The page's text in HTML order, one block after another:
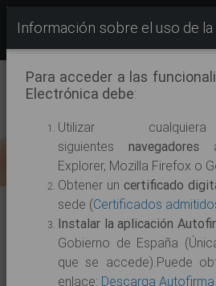
SEDE ELECTRÓNICA
Trámites Destacados
Trámites electrónicos más habituales
Subsanación de Solicitudes
Información sobre el uso de
Para acceder a las
Electrónica debe:
Utilizar
siguientes navegadores
Explorer, Mozilla Firefox o
Obtener un certificado
sede (Certificados
Instalar la aplicación
Gobierno de España
que se accede).Puede
enlace: Descarga Autofirma